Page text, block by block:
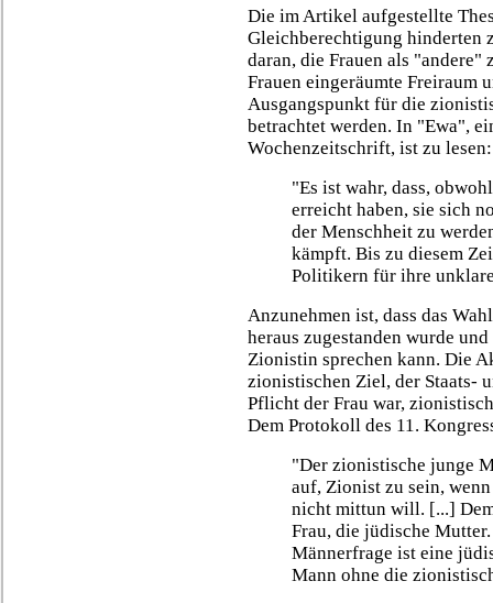
Die im Artikel aufgestellte
Gleichberechtigung hinderten
daran, die Frauen als "andere"
Frauen eingeräumte Freiraum
Ausgangspunkt für die
betrachtet werden. In "Ewa",
Wochenzeitschrift, ist zu lesen:
"Es ist wahr, dass,
erreicht haben, sie sich
der Menschheit zu
kämpft. Bis zu diesem
Politikern für ihre
Anzunehmen ist, dass das
heraus zugestanden wurde
Zionistin sprechen kann. Die
zionistischen Ziel, der Staats-
Pflicht der Frau war,
Dem Protokoll des 11.
"Der zionistische junge
auf, Zionist zu sein,
nicht mittun will. [...]
Frau, die jüdische
Männerfrage ist eine
Mann ohne die